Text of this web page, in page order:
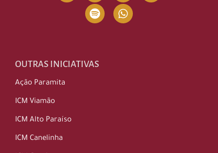
OUTRAS INICIATIVAS
Ação Paramita
ICM Viamão
ICM Alto Paraíso
ICM Canelinha